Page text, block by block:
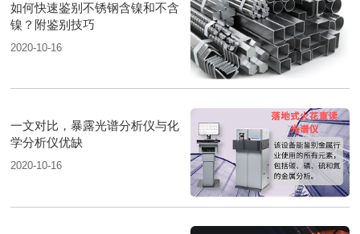
如何快速鉴别不锈钢含镍和不含
镍？附鉴别技巧
2020-10-16
一文对比，暴露光谱分析仪与化
学分析仪优缺
2020-10-16